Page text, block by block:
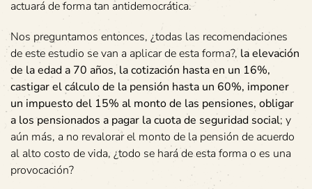
actuará de forma tan antidemocrática.
Nos preguntamos entonces, ¿todas las recomendaciones
de este estudio se van a aplicar de esta forma?, la elevación
de la edad a 70 años, la cotización hasta en un 16%,
castigar el cálculo de la pensión hasta un 60%, imponer
un impuesto del 15% al monto de las pensiones, obligar
a los pensionados a pagar la cuota de seguridad social; y
aún más, a no revalorar el monto de la pensión de acuerdo
al alto costo de vida, ¿todo se hará de esta forma o es una
provocación?